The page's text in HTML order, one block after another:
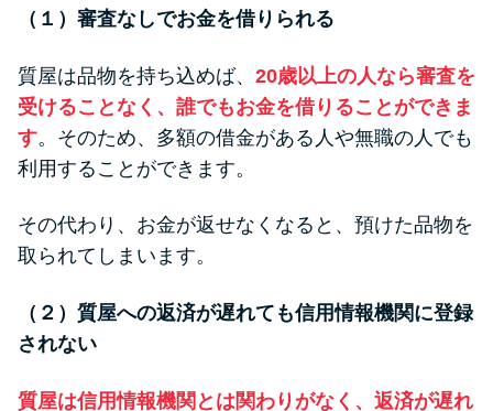
（１）審査なしでお金を借りられる
質屋は品物を持ち込めば、 20歳以上の人なら審査を
受けることなく、誰でもお金を借りることができま
す。そのため、多額の借金がある人や無職の人でも
利用することができます。
その代わり、お金が返せなくなると、預けた品物を
取られてしまいます。
（２）質屋への返済が遅れても信用情報機関に登録
されない
質屋は信用情報機関とは関わりがなく、返済が遅れ